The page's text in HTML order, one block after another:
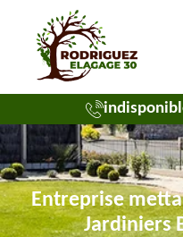
Entreprise
Jardiniers